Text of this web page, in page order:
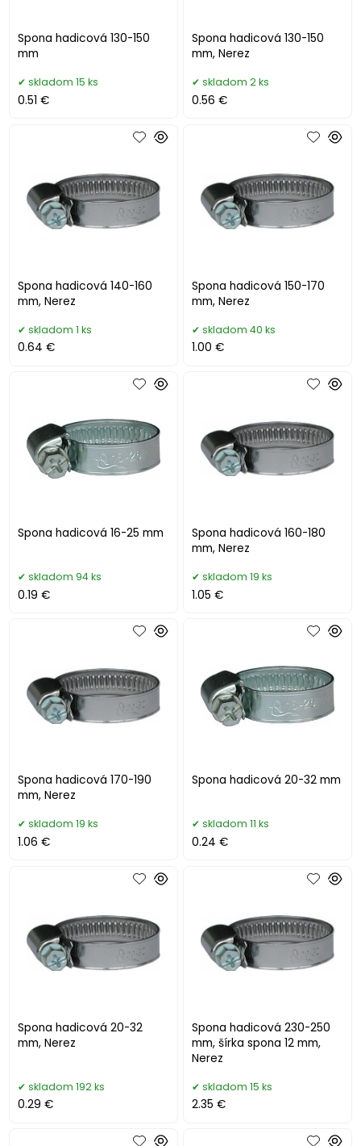
Spona hadicová 130-150
mm
skladom 15 ks
0.51 €
Spona hadicová 130-150
mm, Nerez
skladom 2 ks
0.56 €
Spona hadicová 140-160
mm, Nerez
skladom 1 ks
0.64 €
Spona hadicová 150-170
mm, Nerez
skladom 40 ks
1.00 €
Spona hadicová 16-25 mm
skladom 94 ks
0.19 €
Spona hadicová 160-180
mm, Nerez
skladom 19 ks
1.05 €
Spona hadicová 170-190
mm, Nerez
skladom 19 ks
1.06 €
Spona hadicová 20-32 mm
skladom 11 ks
0.24 €
Spona hadicová 20-32
mm, Nerez
skladom 192 ks
0.29 €
Spona hadicová 230-250
mm, šírka spona 12 mm,
Nerez
skladom 15 ks
2.35 €